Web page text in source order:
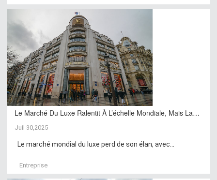
Le Marché Du Luxe Ralentit À L’échelle Mondiale, Mais La…
Juil 30,2025
Le marché mondial du luxe perd de son élan, avec...
Entreprise